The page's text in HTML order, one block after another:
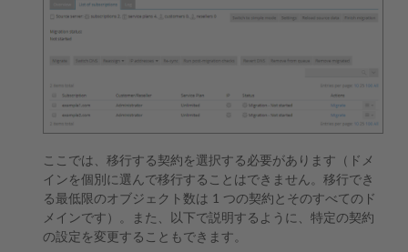
ここでは、移行する契約を選択する必要があります（ドメ
インを個別に選んで移行することはできません。移行でき
る最低限のオブジェクト数は 1 つの契約とそのすべてのド
メインです）。また、以下で説明するように、特定の契約
の設定を変更することもできます。